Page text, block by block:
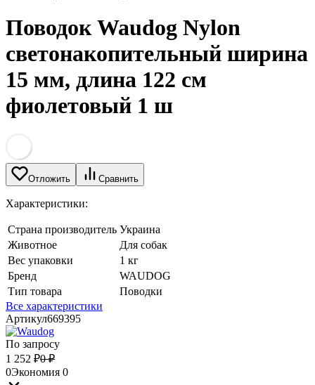
Поводок Waudog Nylon
светонакопительный ширина
15 мм, длина 122 см
фиолетовый 1 ш
Отложить Сравнить
Характеристики:
Страна производитель Украина
Животное
Для собак
Вес упаковки
1 кг
Бренд
WAUDOG
Тип товара
Поводки
Все характеристики
Артикул669395
По запросу
1 252 ₽0 ₽
0Экономия 0